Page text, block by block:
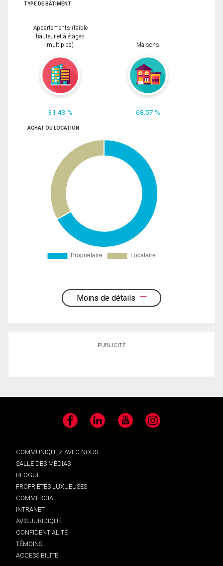
TYPE DE BÂTIMENT
Appartements (faible
hauteur et à étages
multiples)
31.43 %
Maisons
68.57 %
ACHAT OU LOCATION
Moins de détails
PUBLICITÉ
Facebook LinkedIn YouTube Instagram
COMMUNIQUEZ AVEC NOUS
SALLE DES MÉDIAS
BLOGUE
PROPRIÉTÉS LUXUEUSES
COMMERCIAL
INTRANET
AVIS JURIDIQUE
CONFIDENTIALITÉ
TÉMOINS
ACCESSIBILITÉ